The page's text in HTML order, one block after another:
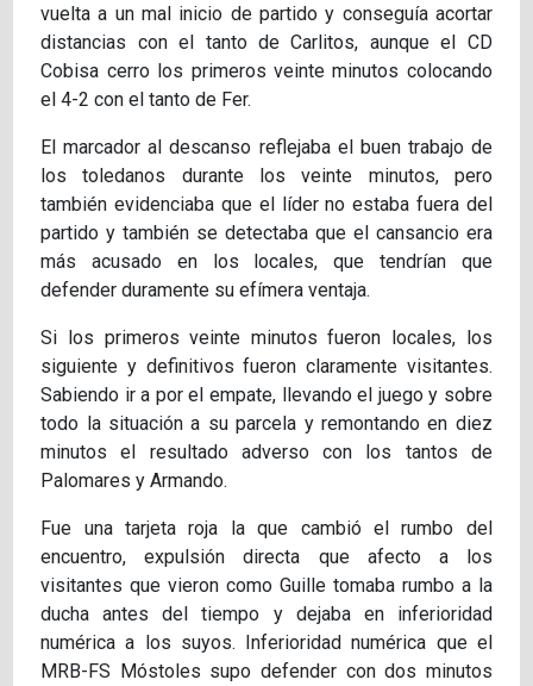
vuelta a un mal inicio de partido y conseguía acortar
distancias con el tanto de Carlitos, aunque el CD
Cobisa cerro los primeros veinte minutos colocando
el 4-2 con el tanto de Fer.
El marcador al descanso reflejaba el buen trabajo de
los toledanos durante los veinte minutos, pero
también evidenciaba que el líder no estaba fuera del
partido y también se detectaba que el cansancio era
más acusado en los locales, que tendrían que
defender duramente su efímera ventaja.
Si los primeros veinte minutos fueron locales, los
siguiente y definitivos fueron claramente visitantes.
Sabiendo ir a por el empate, llevando el juego y sobre
todo la situación a su parcela y remontando en diez
minutos el resultado adverso con los tantos de
Palomares y Armando.
Fue una tarjeta roja la que cambió el rumbo del
encuentro, expulsión directa que afecto a los
visitantes que vieron como Guille tomaba rumbo a la
ducha antes del tiempo y dejaba en inferioridad
numérica a los suyos. Inferioridad numérica que el
MRB-FS Móstoles supo defender con dos minutos